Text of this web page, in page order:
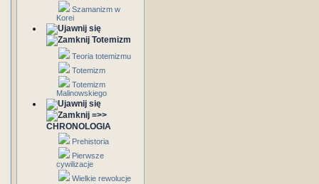
Szamanizm w
Korei
Totemizm
Teoria totemizmu
Totemizm
Totemizm
Malinowskiego
=>>
CHRONOLOGIA
Prehistoria
Pierwsze
cywilizacje
Wielkie rewolucje